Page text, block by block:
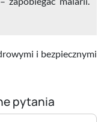
i bezpiecznymi
pytania